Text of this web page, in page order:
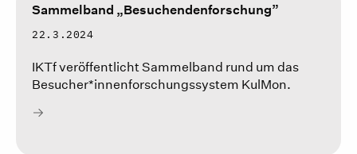
Sammelband „Besuchendenforschung”
22.3.2024
IKTf veröffentlicht Sammelband rund um das
Besucher*innenforschungssystem KulMon.